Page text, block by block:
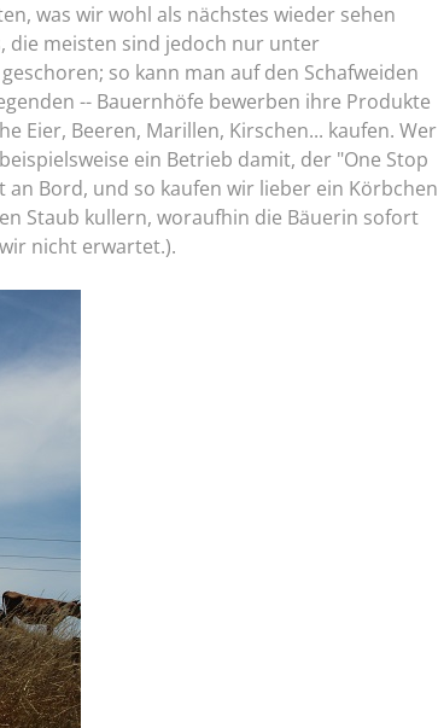
was wir wohl als nächstes wieder sehen
die meisten sind jedoch nur unter
so kann man auf den Schafweiden
-- Bauernhöfe bewerben ihre Produkte
Eier, Beeren, Marillen, Kirschen... kaufen. Wer
ein Betrieb damit, der "One Stop
Bord, und so kaufen wir lieber ein Körbchen
Staub kullern, woraufhin die Bäuerin sofort
nicht erwartet.).